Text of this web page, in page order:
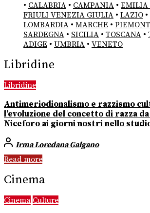
• CALABRIA • CAMPANIA • EMILIA
FRIULI VENEZIA GIULIA • LAZIO •
LOMBARDIA • MARCHE •
SARDEGNA • SICILIA • TOSCANA •
ADIGE • UMBRIA • VENETO
Libridine
Libridine
Antimeriodionalismo e razzismo
l’evoluzione del concetto di razza
Niceforo ai giorni nostri nello
Irma Loredana Galgano
Read more
Cinema
Cinema Culture